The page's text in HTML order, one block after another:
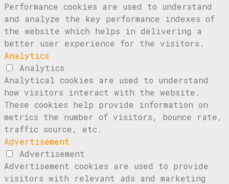
Performance cookies are used to understand
and analyze the key performance indexes of
the website which helps in delivering a
better user experience for the visitors.
Analytics
Analytics
Analytical cookies are used to understand
how visitors interact with the website.
These cookies help provide information on
metrics the number of visitors, bounce rate,
traffic source, etc.
Advertisement
Advertisement
Advertisement cookies are used to provide
visitors with relevant ads and marketing